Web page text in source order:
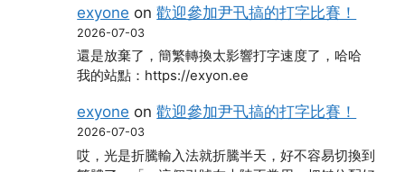
exyone on歡迎參加尹卂搞的打字比賽！
2026-07-03
還是放棄了，簡繁轉換太影響打字速度了，哈哈
我的站點：https://exyon.ee
exyone on歡迎參加尹卂搞的打字比賽！
2026-07-03
哎，光是折騰輸入法就折騰半天，好不容易切換到